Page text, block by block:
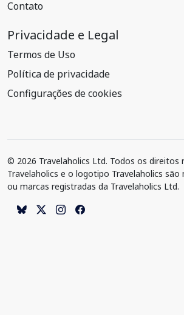
Contato
Privacidade e Legal
Termos de Uso
Política de privacidade
Configurações de cookies
© 2026 Travelaholics Ltd. Todos os direitos
Travelaholics e o logotipo Travelaholics são
ou marcas registradas da Travelaholics Ltd.